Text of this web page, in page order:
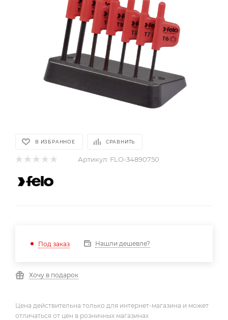
В ИЗБРАННОЕ СРАВНИТЬ
Артикул: FLO-34890750
Под заказ Нашли дешевле?
Хочу в подарок
Цена действительна только для интернет-магазина и может
отличаться от цен в розничных магазинах